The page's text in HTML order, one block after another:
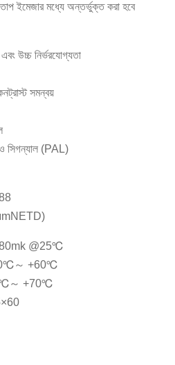
ইমেজার মধ্যে অন্তর্ভুক্ত করা হবে
উচ্চ নির্ভরযোগ্যতা
সমন্বয়
সিগন্যাল (PAL)
<80mk @25℃
30℃～ +60℃
～ +70℃